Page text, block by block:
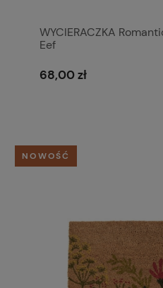
WYCIERACZKA
Eef
68,00 zł
NOWOŚĆ